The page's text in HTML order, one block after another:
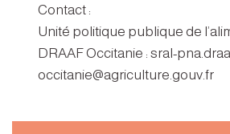
Contact :
Unité politique publique de
DRAAF Occitanie : sral-
occitanie@agriculture.gouv.fr